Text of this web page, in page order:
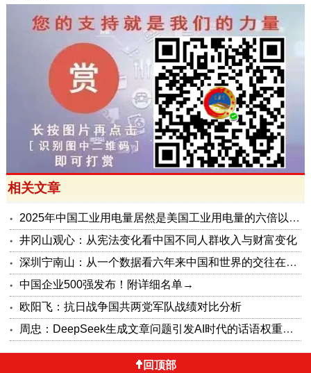
相关文章
2025年中国工业用电量居然是美国工业用电量的六倍以上了
井冈山观心：从宪法变化看中国不同人群收入与财富变化
深圳宁南山：从一个数据看六年来中国和世界的交往在发生什么变化
中国企业500强发布！附详细名单→
欧阳飞：抗日战争国共两党军队战绩对比分析
周忠：DeepSeek生成文章问题引发AI时代的话语权重构之路
回顶部